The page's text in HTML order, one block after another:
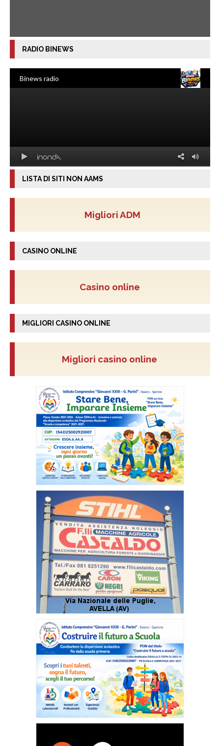
RADIO BINEWS
LISTA DI SITI NON AAMS
Migliori ADM
CASINO ONLINE
Casino online
MIGLIORI CASINO ONLINE
Migliori casino online